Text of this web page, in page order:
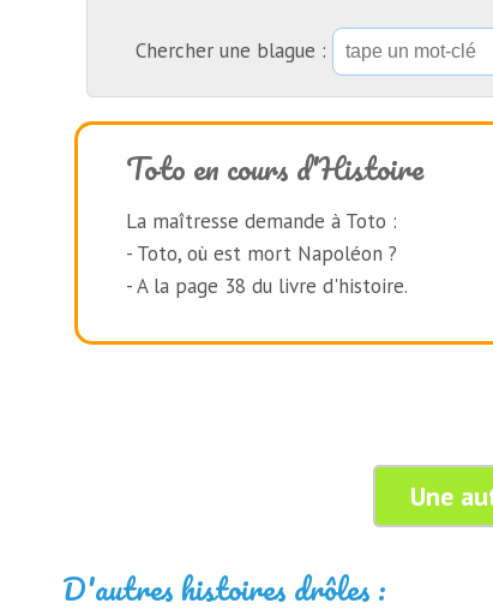
Chercher une blague :
Toto en cours d'Histoire
La maîtresse demande à Toto :
- Toto, où est mort Napoléon ?
- A la page 38 du livre d'histoire.
Une
D'autres histoires drôles :